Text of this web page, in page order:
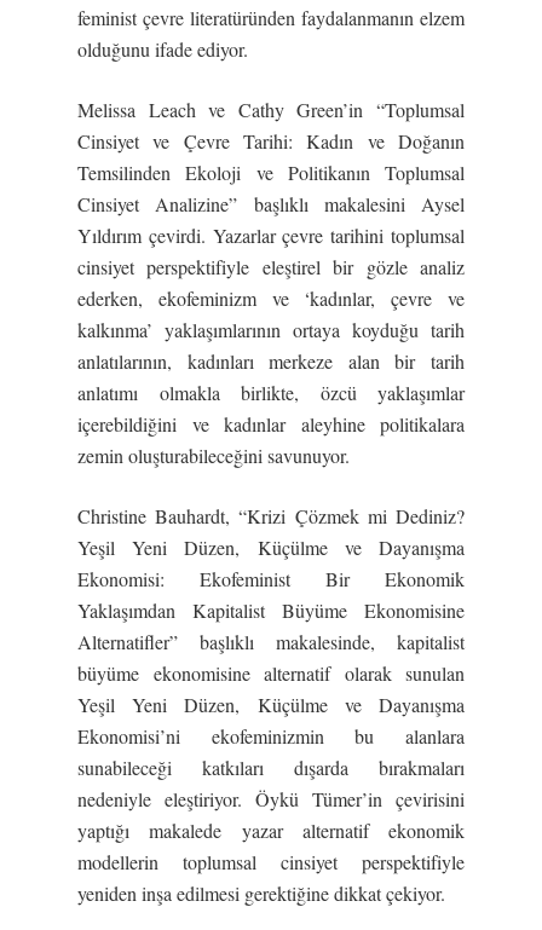
feminist çevre literatüründen faydalanmanın elzem
olduğunu ifade ediyor.
Melissa Leach ve Cathy Green’in “Toplumsal
Cinsiyet ve Çevre Tarihi: Kadın ve Doğanın
Temsilinden Ekoloji ve Politikanın Toplumsal
Cinsiyet Analizine” başlıklı makalesini Aysel
Yıldırım çevirdi. Yazarlar çevre tarihini toplumsal
cinsiyet perspektifiyle eleştirel bir gözle analiz
ederken, ekofeminizm ve ‘kadınlar, çevre ve
kalkınma’ yaklaşımlarının ortaya koyduğu tarih
anlatılarının, kadınları merkeze alan bir tarih
anlatımı olmakla birlikte, özcü yaklaşımlar
içerebildiğini ve kadınlar aleyhine politikalara
zemin oluşturabileceğini savunuyor.
Christine Bauhardt, “Krizi Çözmek mi Dediniz?
Yeşil Yeni Düzen, Küçülme ve Dayanışma
Ekonomisi: Ekofeminist Bir Ekonomik
Yaklaşımdan Kapitalist Büyüme Ekonomisine
Alternatifler” başlıklı makalesinde, kapitalist
büyüme ekonomisine alternatif olarak sunulan
Yeşil Yeni Düzen, Küçülme ve Dayanışma
Ekonomisi’ni ekofeminizmin bu alanlara
sunabileceği katkıları dışarda bırakmaları
nedeniyle eleştiriyor. Öykü Tümer’in çevirisini
yaptığı makalede yazar alternatif ekonomik
modellerin toplumsal cinsiyet perspektifiyle
yeniden inşa edilmesi gerektiğine dikkat çekiyor.